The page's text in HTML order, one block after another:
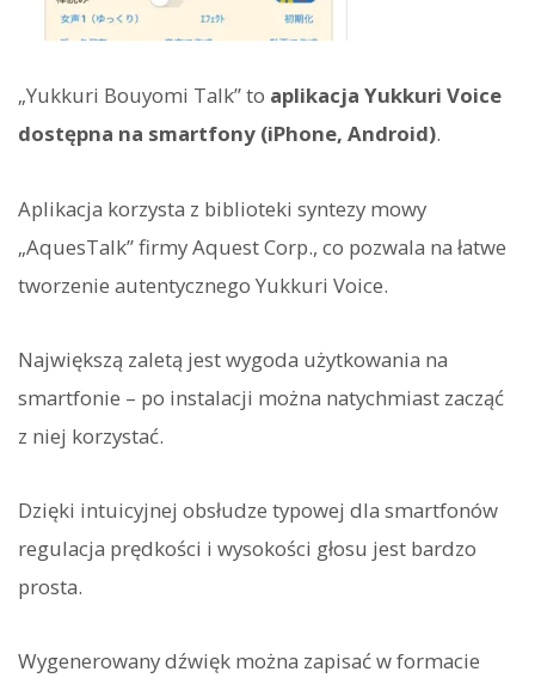
„Yukkuri Bouyomi Talk” to aplikacja Yukkuri Voice
dostępna na smartfony (iPhone, Android).
Aplikacja korzysta z biblioteki syntezy mowy
„AquesTalk” firmy Aquest Corp., co pozwala na łatwe
tworzenie autentycznego Yukkuri Voice.
Największą zaletą jest wygoda użytkowania na
smartfonie – po instalacji można natychmiast zacząć
z niej korzystać.
Dzięki intuicyjnej obsłudze typowej dla smartfonów
regulacja prędkości i wysokości głosu jest bardzo
prosta.
Wygenerowany dźwięk można zapisać w formacie